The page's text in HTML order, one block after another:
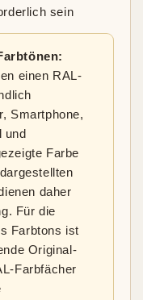
sein
einen RAL-
Smartphone,
und
Farbe
daher
Für die
Farbtons ist
Original-
Farbfächer